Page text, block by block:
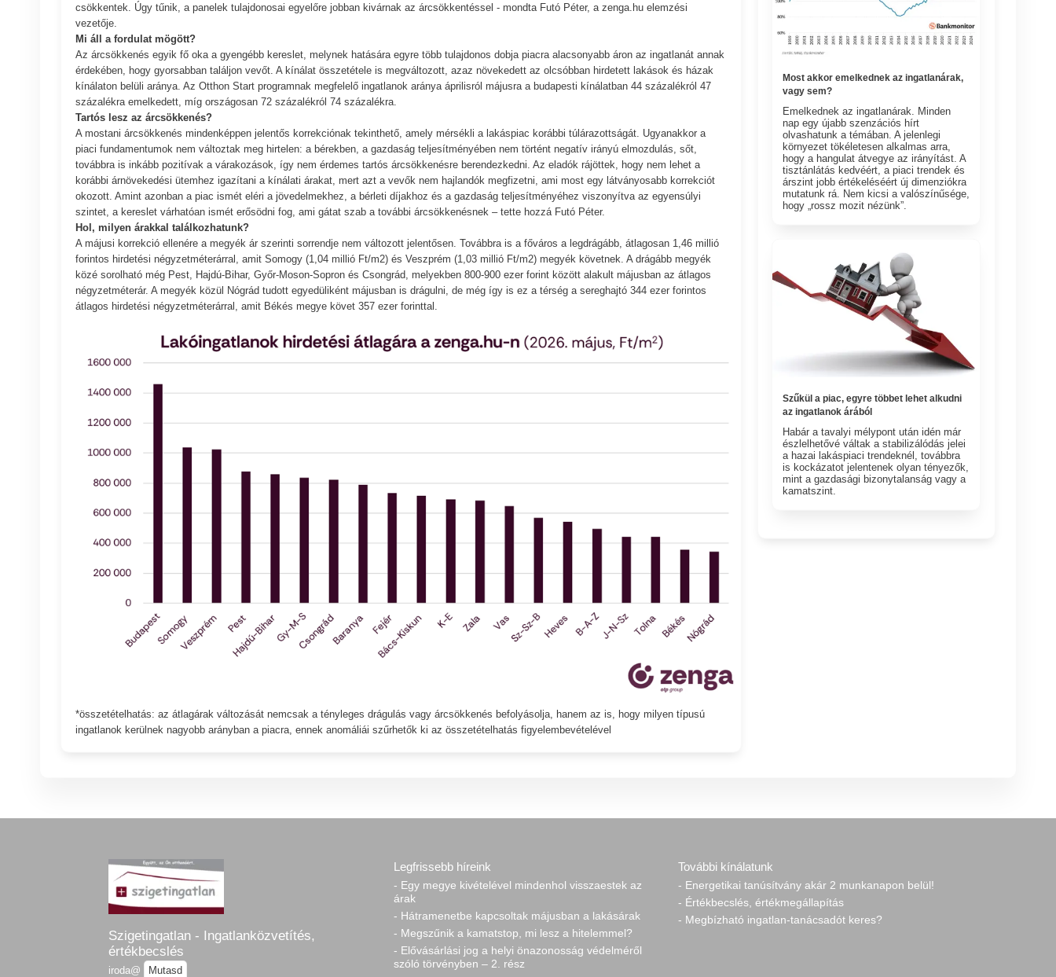
csökkentek. Úgy tűnik, a panelek tulajdonosai egyelőre jobban kivárnak az árcsökkentéssel - mondta Futó Péter, a zenga.hu elemzési
vezetője.
Mi áll a fordulat mögött?
Az árcsökkenés egyik fő oka a gyengébb kereslet, melynek hatására egyre több tulajdonos dobja piacra alacsonyabb áron az ingatlanát annak
érdekében, hogy gyorsabban találjon vevőt. A kínálat összetétele is megváltozott, azaz növekedett az olcsóbban hirdetett lakások és házak
kínálaton belüli aránya. Az Otthon Start programnak megfelelő ingatlanok aránya áprilisról májusra a budapesti kínálatban 44 százalékról 47
százalékra emelkedett, míg országosan 72 százalékról 74 százalékra.
Tartós lesz az árcsökkenés?
A mostani árcsökkenés mindenképpen jelentős korrekciónak tekinthető, amely mérsékli a lakáspiac korábbi túlárazottságát. Ugyanakkor a
piaci fundamentumok nem változtak meg hirtelen: a bérekben, a gazdaság teljesítményében nem történt negatív irányú elmozdulás, sőt,
továbbra is inkább pozitívak a várakozások, így nem érdemes tartós árcsökkenésre berendezkedni. Az eladók rájöttek, hogy nem lehet a
korábbi árnövekedési ütemhez igazítani a kínálati árakat, mert azt a vevők nem hajlandók megfizetni, ami most egy látványosabb korrekciót
okozott. Amint azonban a piac ismét eléri a jövedelmekhez, a bérleti díjakhoz és a gazdaság teljesítményéhez viszonyítva az egyensúlyi
szintet, a kereslet várhatóan ismét erősödni fog, ami gátat szab a további árcsökkenésnek – tette hozzá Futó Péter.
Hol, milyen árakkal találkozhatunk?
A májusi korrekció ellenére a megyék ár szerinti sorrendje nem változott jelentősen. Továbbra is a főváros a legdrágább, átlagosan 1,46 millió
forintos hirdetési négyzetméterárral, amit Somogy (1,04 millió Ft/m2) és Veszprém (1,03 millió Ft/m2) megyék követnek. A drágább megyék
közé sorolható még Pest, Hajdú-Bihar, Győr-Moson-Sopron és Csongrád, melyekben 800-900 ezer forint között alakult májusban az átlagos
négyzetméterár. A megyék közül Nógrád tudott egyedüliként májusban is drágulni, de még így is ez a térség a sereghajtó 344 ezer forintos
átlagos hirdetési négyzetméterárral, amit Békés megye követ 357 ezer forinttal.
*összetételhatás: az átlagárak változását nemcsak a tényleges drágulás vagy árcsökkenés befolyásolja, hanem az is, hogy milyen típusú
ingatlanok kerülnek nagyobb arányban a piacra, ennek anomáliái szűrhetők ki az összetételhatás figyelembevételével
Most akkor emelkednek az ingatlanárak,
vagy sem?
Emelkednek az ingatlanárak. Minden
nap egy újabb szenzációs hírt
olvashatunk a témában. A jelenlegi
környezet tökéletesen alkalmas arra,
hogy a hangulat átvegye az irányítást. A
tisztánlátás kedvéért, a piaci trendek és
árszint jobb értékeléséért új dimenziókra
mutatunk rá. Nem kicsi a valószínűsége,
hogy „rossz mozit nézünk”.
Szűkül a piac, egyre többet lehet alkudni
az ingatlanok árából
Habár a tavalyi mélypont után idén már
észlelhetővé váltak a stabilizálódás jelei
a hazai lakáspiaci trendeknél, továbbra
is kockázatot jelentenek olyan tényezők,
mint a gazdasági bizonytalanság vagy a
kamatszint.
Szigetingatlan - Ingatlanközvetítés,
értékbecslés
iroda@ Mutasd
Legfrissebb híreink
- Egy megye kivételével mindenhol visszaestek az
árak
- Hátramenetbe kapcsoltak májusban a lakásárak
- Megszűnik a kamatstop, mi lesz a hitelemmel?
- Elővásárlási jog a helyi önazonosság védelméről
szóló törvényben – 2. rész
További kínálatunk
- Energetikai tanúsítvány akár 2 munkanapon belül!
- Értékbecslés, értékmegállapítás
- Megbízható ingatlan-tanácsadót keres?